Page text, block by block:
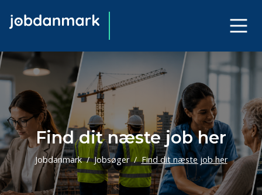
Find dit næste job her
Jobdanmark Jobsøger Find dit næste job her